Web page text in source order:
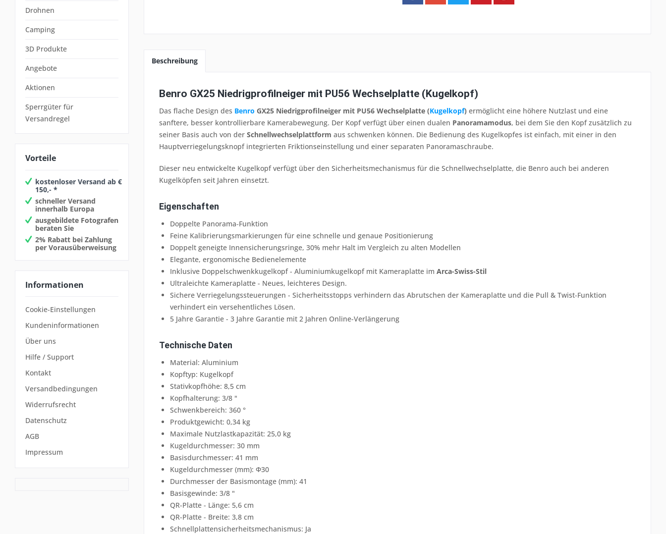
Drohnen
Camping
3D Produkte
Angebote
Aktionen
Sperrgüter für
Versandregel
Vorteile
kostenloser Versand ab €
150,- *
schneller Versand
innerhalb Europa
ausgebildete Fotografen
beraten Sie
2% Rabatt bei Zahlung
per Vorausüberweisung
Informationen
Cookie-Einstellungen
Kundeninformationen
Über uns
Hilfe / Support
Kontakt
Versandbedingungen
Widerrufsrecht
Datenschutz
AGB
Impressum
Beschreibung
Benro GX25 Niedrigprofilneiger mit PU56 Wechselplatte (Kugelkopf)
Das flache Design des Benro GX25 Niedrigprofilneiger mit PU56 Wechselplatte (Kugelkopf) ermöglicht eine höhere Nutzlast und eine
sanftere, besser kontrollierbare Kamerabewegung. Der Kopf verfügt über einen dualen Panoramamodus, bei dem Sie den Kopf zusätzlich zu
seiner Basis auch von der Schnellwechselplattform aus schwenken können. Die Bedienung des Kugelkopfes ist einfach, mit einer in den
Hauptverriegelungsknopf integrierten Friktionseinstellung und einer separaten Panoramaschraube.
Dieser neu entwickelte Kugelkopf verfügt über den Sicherheitsmechanismus für die Schnellwechselplatte, die Benro auch bei anderen
Kugelköpfen seit Jahren einsetzt.
Eigenschaften
Doppelte Panorama‐Funktion
Feine Kalibrierungsmarkierungen für eine schnelle und genaue Positionierung
Doppelt geneigte Innensicherungsringe, 30% mehr Halt im Vergleich zu alten Modellen
Elegante, ergonomische Bedienelemente
Inklusive Doppelschwenkkugelkopf - Aluminiumkugelkopf mit Kameraplatte im Arca-Swiss-Stil
Ultraleichte Kameraplatte - Neues, leichteres Design.
Sichere Verriegelungssteuerungen - Sicherheitsstopps verhindern das Abrutschen der Kameraplatte und die Pull & Twist-Funktion
verhindert ein versehentliches Lösen.
5 Jahre Garantie - 3 Jahre Garantie mit 2 Jahren Online-Verlängerung
Technische Daten
Material: Aluminium
Kopftyp: Kugelkopf
Stativkopfhöhe: 8,5 cm
Kopfhalterung: 3/8 "
Schwenkbereich: 360 °
Produktgewicht: 0,34 kg
Maximale Nutzlastkapazität: 25,0 kg
Kugeldurchmesser: 30 mm
Basisdurchmesser: 41 mm
Kugeldurchmesser (mm): Φ30
Durchmesser der Basismontage (mm): 41
Basisgewinde: 3/8 "
QR-Platte - Länge: 5,6 cm
QR-Platte - Breite: 3,8 cm
Schnellplattensicherheitsmechanismus: Ja